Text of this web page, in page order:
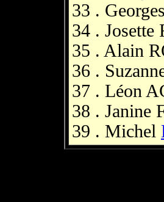
33 .
34 . Josette
35 . Alain
36 .
37 . Léon
38 . Janine
39 . Michel